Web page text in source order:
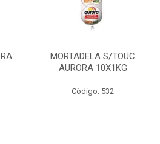
MORTADELA S/TOUC
AURORA 10X1KG
Código: 532